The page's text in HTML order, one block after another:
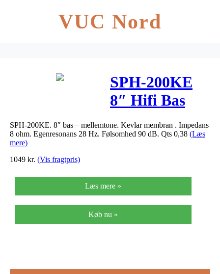
VUC Nord
SPH-200KE
8″ Hifi Bas
kevlar
SPH-200KE. 8″ bas – mellemtone. Kevlar membran . Impedans
8 ohm. Egenresonans 28 Hz. Følsomhed 90 dB. Qts 0,38 (Læs
mere)
1049 kr. (Vis fragtpris)
Læs mere »
Køb nu »